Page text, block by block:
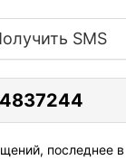
SMS
последнее в